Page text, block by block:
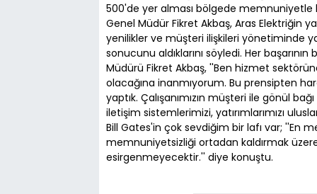
500'de yer alması bölgede memnuniyetle
Genel Müdür Fikret Akbaş, Aras Elektriğin
yenilikler ve müşteri ilişkileri yönetiminde
sonucunu aldıklarını söyledi. Her
Müdürü Fikret Akbaş, ''Ben hizmet
olacağına inanmıyorum. Bu prensipten
yaptık. Çalışanımızın müşteri ile gönül
iletişim sistemlerimizi, yatırımlarımızı
Bill Gates'in çok sevdiğim bir lafı var; ''En
memnuniyetsizliği ortadan kaldırmak
esirgenmeyecektir.'' diye konuştu.